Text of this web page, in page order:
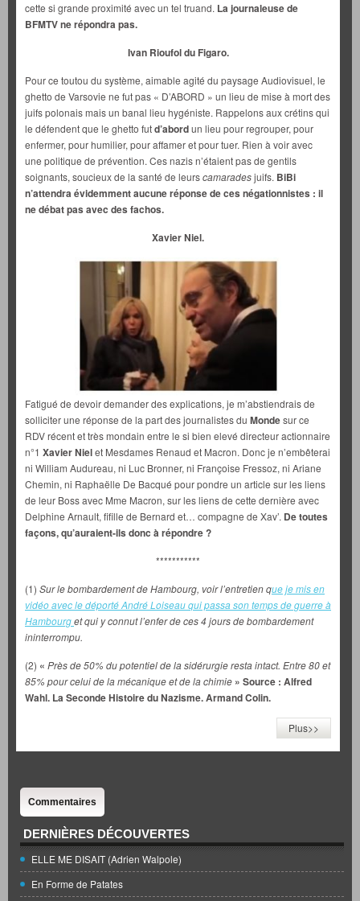
cette si grande proximité avec un tel truand. La journaleuse de
BFMTV ne répondra pas.
Ivan Rioufol du Figaro.
Pour ce toutou du système, aimable agité du paysage Audiovisuel, le
ghetto de Varsovie ne fut pas « D’ABORD » un lieu de mise à mort des
juifs polonais mais un banal lieu hygéniste. Rappelons aux crétins qui
le défendent que le ghetto futd’abordun lieu pour regrouper, pour
enfermer, pour humilier, pour affamer et pour tuer. Rien à voir avec
une politique de prévention. Ces nazis n’étaient pas de gentils
soignants, soucieux de la santé de leurscamaradesjuifs. BiBi
n’attendra évidemment aucune réponse de ces négationnistes : il
ne débat pas avec des fachos.
Xavier Niel.
Fatigué de devoir demander des explications, je m’abstiendrais de
solliciter une réponse de la part des journalistes du Mondesur ce
RDV récent et très mondain entre le si bien elevé directeur actionnaire
n°1 Xavier Nielet Mesdames Renaud et Macron. Donc je n’embêterai
ni William Audureau, ni Luc Bronner, ni Françoise Fressoz, ni Ariane
Chemin, ni Raphaëlle De Bacqué pour pondre un article sur les liens
de leur Boss avec Mme Macron, sur les liens de cette dernière avec
Delphine Arnault, fifille de Bernard et… compagne de Xav’. De toutes
façons, qu’auraient-ils donc à répondre ?
***********
(1) Sur le bombardement de Hambourg, voir l’entretien que je mis en
vidéo avec le déporté André Loiseau qui passa son temps de guerre à
Hambourget qui y connut l’enfer de ces 4 jours de bombardement
ininterrompu.
(2) « Près de 50% du potentiel de la sidérurgie resta intact. Entre 80 et
85% pour celui de la mécanique et de la chimie » Source : Alfred
Wahl. La Seconde Histoire du Nazisme. Armand Colin.
Plus>>
Commentaires
DERNIÈRES DÉCOUVERTES
ELLE ME DISAIT (Adrien Walpole)
En Forme de Patates